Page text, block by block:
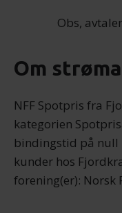
Obs,
Om
NFF Spotpris fra
kategorien
bindingstid på null
kunder hos
forening(er):